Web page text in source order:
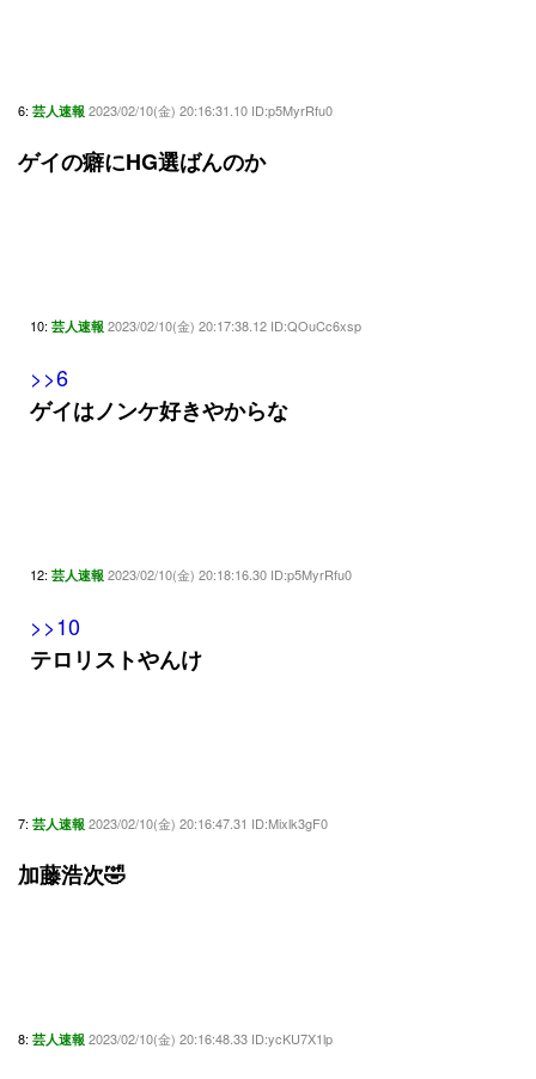
6: 芸人速報 2023/02/10(金) 20:16:31.10 ID:p5MyrRfu0
ゲイの癖にHG選ばんのか
10: 芸人速報 2023/02/10(金) 20:17:38.12 ID:QOuCc6xsp
>>6
ゲイはノンケ好きやからな
12: 芸人速報 2023/02/10(金) 20:18:16.30 ID:p5MyrRfu0
>>10
テロリストやんけ
7: 芸人速報 2023/02/10(金) 20:16:47.31 ID:Mixlk3gF0
加藤浩次🤣
8: 芸人速報 2023/02/10(金) 20:16:48.33 ID:ycKU7X1lp